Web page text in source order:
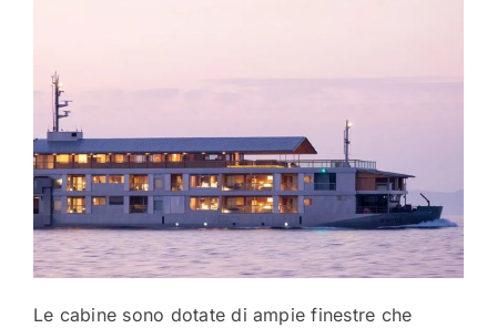
Le cabine sono dotate di ampie finestre che